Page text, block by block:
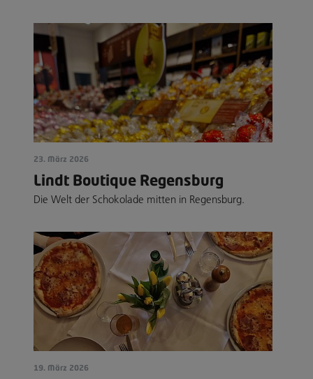
23. März 2026
Lindt Boutique Regensburg
Die Welt der Schokolade mitten in Regensburg.
19. März 2026